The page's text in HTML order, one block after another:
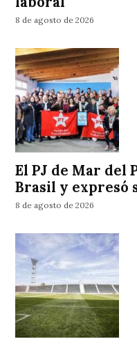
8 de agosto de 2026
El PJ de Mar del
Brasil y expresó
8 de agosto de 2026